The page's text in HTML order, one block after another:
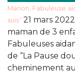
Marion, Fabuleuse
suis” 21 mars
maman de 3
Fabuleuses
de “La Pause
cheminement